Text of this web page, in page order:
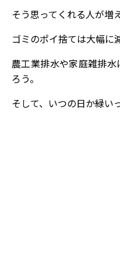
そう思ってくれる人が増
ゴミのポイ捨ては大幅に
農工業排水や家庭雑排
ろう。
そして、いつの日か緑い